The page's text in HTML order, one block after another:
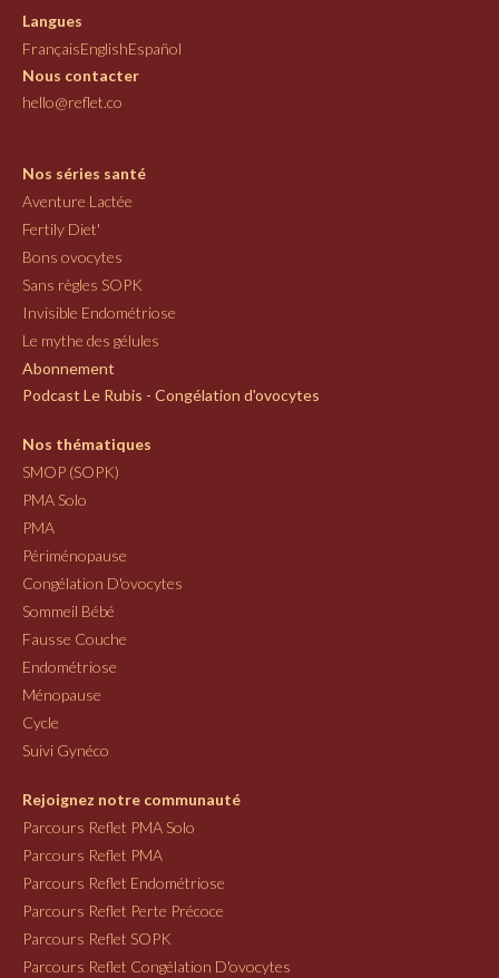
Langues
FrançaisEnglishEspañol
Nous contacter
hello@reflet.co
Nos séries santé
Aventure Lactée
Fertily Diet'
Bons ovocytes
Sans règles SOPK
Invisible Endométriose
Le mythe des gélules
Abonnement
Podcast Le Rubis - Congélation d'ovocytes
Nos thématiques
SMOP (SOPK)
PMA Solo
PMA
Périménopause
Congélation D'ovocytes
Sommeil Bébé
Fausse Couche
Endométriose
Ménopause
Cycle
Suivi Gynéco
Rejoignez notre communauté
Parcours Reflet PMA Solo
Parcours Reflet PMA
Parcours Reflet Endométriose
Parcours Reflet Perte Précoce
Parcours Reflet SOPK
Parcours Reflet Congélation D'ovocytes